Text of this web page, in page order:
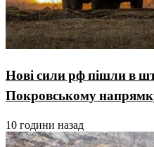
Нові сили рф пішли в
Покровському
10 години назад